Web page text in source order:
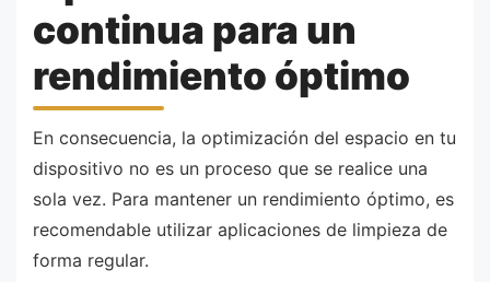
continua para un
rendimiento óptimo
En consecuencia, la optimización del espacio en tu
dispositivo no es un proceso que se realice una
sola vez. Para mantener un rendimiento óptimo, es
recomendable utilizar aplicaciones de limpieza de
forma regular.